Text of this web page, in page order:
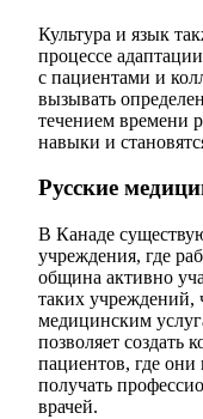
Культура и язык
процессе
с пациентами и
вызывать
течением времени
навыки и
Русские
В Канаде
учреждения, где
община активно
таких учреждений,
медицинским
позволяет создать
пациентов, где
получать
врачей.